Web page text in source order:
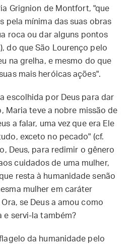
Grignion de Montfort, "que
pela mínima das suas obras
roca ou dar alguns pontos
do que São Lourenço pelo
na grelha, e mesmo do que
mais heróicas ações".
escolhida por Deus para dar
Maria teve a nobre missão de
a falar, uma vez que era Ele
exceto no pecado" (cf.
Deus, para redimir o gênero
cuidados de uma mulher,
resta à humanidade senão
mulher em caráter
se Deus a amou como
e servi-la também?
da humanidade pelo